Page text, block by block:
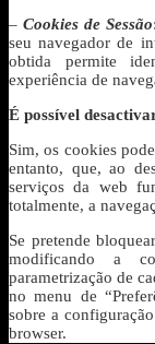
–Cookies de Sessão
seu navegador de
obtida permite
experiência de
É possível
Sim, os cookies
entanto, que, ao
serviços da web
totalmente, a
Se pretende
modificando a
parametrização de
no menu de
sobre a
browser.